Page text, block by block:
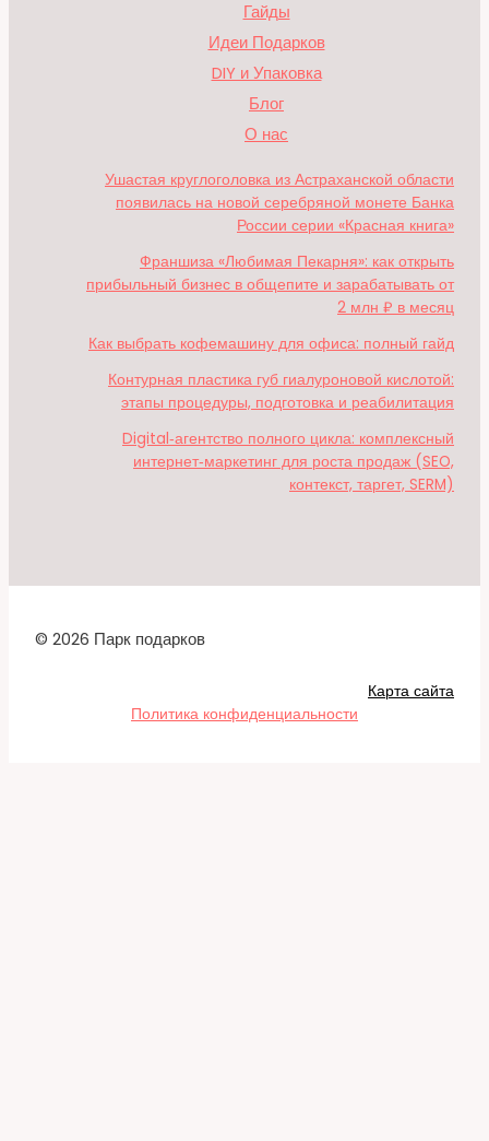
Гайды
Идеи Подарков
DIY и Упаковка
Блог
О нас
Ушастая круглоголовка из Астраханской области
появилась на новой серебряной монете Банка
России серии «Красная книга»
Франшиза «Любимая Пекарня»: как открыть
прибыльный бизнес в общепите и зарабатывать от
2 млн ₽ в месяц
Как выбрать кофемашину для офиса: полный гайд
Контурная пластика губ гиалуроновой кислотой:
этапы процедуры, подготовка и реабилитация
Digital‑агентство полного цикла: комплексный
интернет‑маркетинг для роста продаж (SEO,
контекст, таргет, SERM)
© 2026 Парк подарков
Карта сайта
Политика конфиденциальности